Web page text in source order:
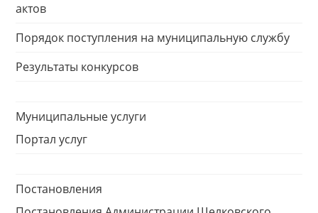
актов
Порядок поступления на муниципальную службу
Результаты конкурсов
Муниципальные услуги
Портал услуг
Постановления